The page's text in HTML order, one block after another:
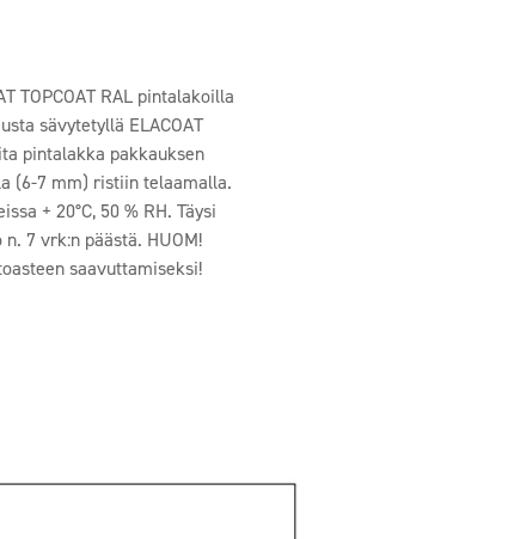
TOPCOAT RAL pintalakoilla
sävytetyllä ELACOAT
pintalakka pakkauksen
(6-7 mm) ristiin telaamalla.
+ 20°C, 50 % RH. Täysi
7 vrk:n päästä. HUOM!
saavuttamiseksi!